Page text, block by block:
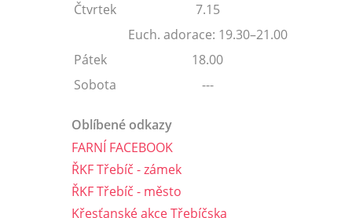
Čtvrtek
7.15
Euch. adorace: 19.30–21.00
Pátek
18.00
Sobota
---
Oblíbené odkazy
FARNÍ FACEBOOK
ŘKF Třebíč - zámek
ŘKF Třebíč - město
Křesťanské akce Třebíčska